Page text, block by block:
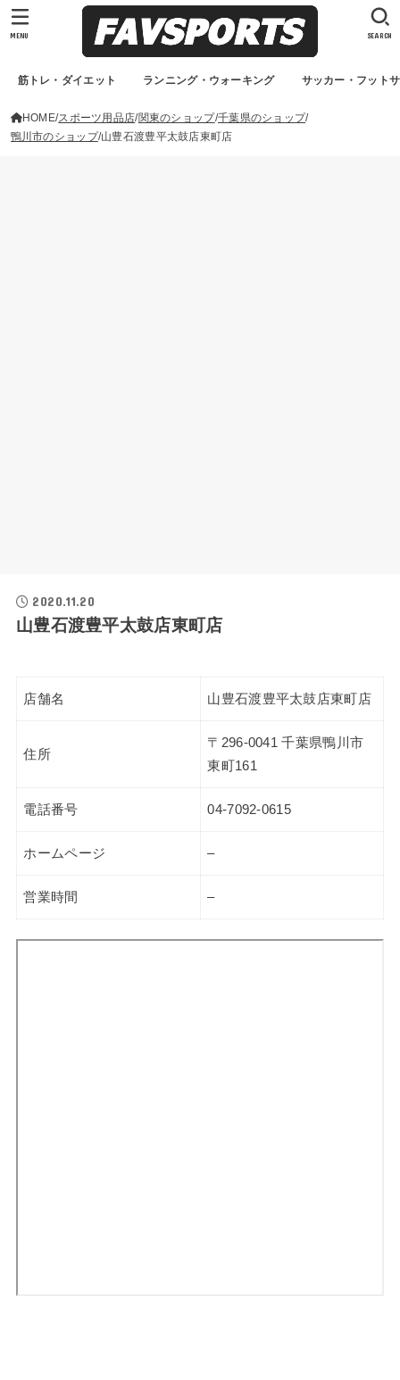
筋トレ・ダイエット ランニング・ウォーキング サッカー・フット
SEARCH
MENU
HOME スポーツ用品店 関東のショップ 千葉県のショップ
鴨川市のショップ 山豊石渡豊平太鼓店東町店
2020.11.20
山豊石渡豊平太鼓店東町店
店舗名 山豊石渡豊平太鼓店東町店
住所
〒296-0041 千葉県鴨川市
東町161
電話番号 04-7092-0615
ホームページ –
営業時間 –